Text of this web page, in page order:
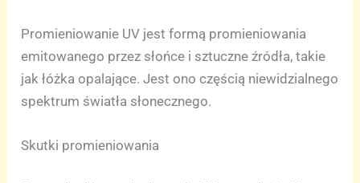
Promieniowanie UV jest formą promieniowania
emitowanego przez słońce i sztuczne źródła, takie
jak łóżka opalające. Jest ono częścią niewidzialnego
spektrum światła słonecznego.
Skutki promieniowania